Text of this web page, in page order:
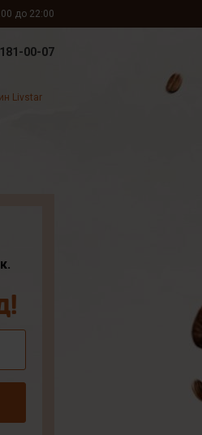
до 22:00
00-07
Livstar